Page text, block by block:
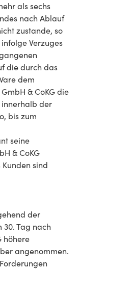
als sechs
nach Ablauf
zustande, so
Verzuges
die durch das
dem
& CoKG die
innerhalb der
bis zum
seine
& CoKG
sind
der
Tag nach
höhere
angenommen.